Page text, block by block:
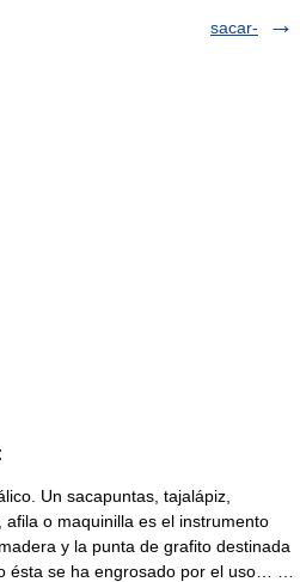
sacar-
Un sacapuntas, tajalápiz,
afila o maquinilla es el instrumento
y la punta de grafito destinada
ésta se ha engrosado por el uso… …